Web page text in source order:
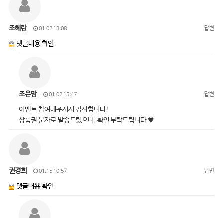
조혜란 01.02 13:08 답변
댓글내용 확인
조은맘 01.02 15:47 답변
이벤트 참여해주셔서 감사합니다!
상품권 문자로 발송드렸으니, 확인 부탁드립니다 ♥
권경희 01.15 10:57 답변
댓글내용 확인